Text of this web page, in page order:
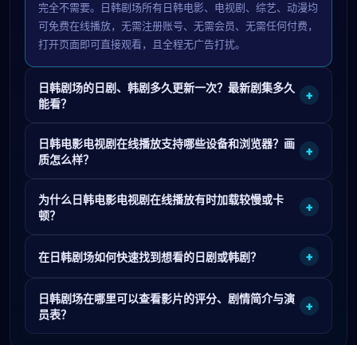
完全不需要。日韩剧场所有日韩电影、电视剧、综艺、动漫均
可免费在线播放，无需注册账号、无需会员、无需任何付费，
打开页面即可直接观看，且全程无广告打扰。
日韩剧场的日剧、韩剧多久更新一次？最新剧集多久
能看？
+
日韩电影电视剧在线播放支持哪些设备和浏览器？画
质怎么样？
+
为什么日韩电影电视剧在线播放有时加载较慢或卡
顿？
+
在日韩剧场如何快速找到想看的日剧或韩剧？ +
日韩剧场在哪里可以查看影片的评分、剧情简介与演
员表？
+